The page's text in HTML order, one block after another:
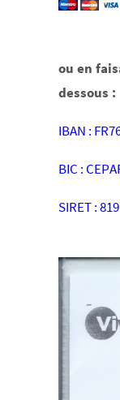
ou en
dessous :
IBAN :
BIC :
SIRET :